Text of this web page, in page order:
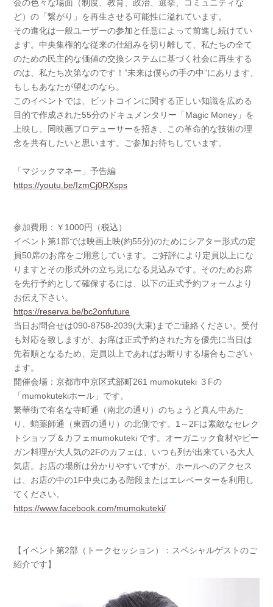
会の色々な場面（制度、教育、政治、選挙、コミュニティな
ど）の「繋がり」を再生させる可能性に溢れています。
その進化は一般ユーザーの参加と任意によって前進し続けてい
ます。中央集権的な従来の仕組みを切り離して、私たちの全て
のための民主的な価値の交換システムに基づく社会に再生する
のは、私たち次第なのです！”未来は僕らの手の中”にあります、
もしもあなたが望むのなら。
このイベントでは、ビットコインに関する正しい知識を広める
目的で作成された55分のドキュメンタリー「Magic Money」を
上映し、同映画プロデューサーを招き、この革命的な技術の理
念を共有したいと思います。ご参加お待ちしています。
「マジックマネー」予告編
https://youtu.be/IzmCj0RXsps
参加費用：￥1000円（税込）
イベント第1部では映画上映(約55分)のためにシアター形式の定
員50席のお席をご用意しています。ご好評により定員以上にな
りますとその形式外の立ち見になる見込みです。そのためお席
を先行予約として確保するには、以下の正式予約フォームより
お伝え下さい。
https://reserva.be/bc2onfuture
当日お問合せは090-8758-2039(大東)までご連絡ください。受付
も対応を致しますが、お席は正式予約された方を優先に当日は
先着順となるため、定員以上であればお断りする場合もござい
ます。
開催会場：京都市中京区式部町261 mumokuteki ３Fの
「mumokutekiホール」です。
繁華街で有名な寺町通（南北の通り）のちょうど真ん中あた
り、蛸薬師通（東西の通り）の北側です。1～2Fは素敵なセレク
トショップ＆カフェmumokuteki です。オーガニック食材やビー
ガン料理が大人気の2Fのカフェは、いつも列が出来ている大人
気店。お店の場所は分かりやすいですが、ホールへのアクセス
は、お店の中の1F中央にある階段またはエレベーターを利用し
てください。
https://www.facebook.com/mumokuteki/
【イベント第2部（トークセッション）：スペシャルゲストのご
紹介です】